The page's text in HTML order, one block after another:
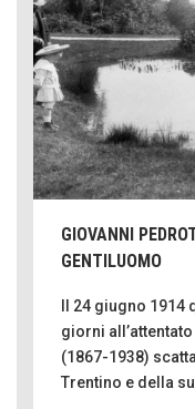
GIOVANNI
GENTILUOMO
Il 24 giugno 1914
giorni
(1867-1938)
Trentino e della